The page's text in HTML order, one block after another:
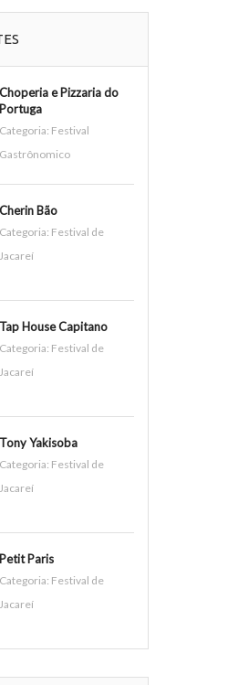
Choperia e Pizzaria do
Portuga
Categoria: Festival
Gastrônomico
Cherin Bão
Categoria: Festival de
Jacareí
Tap House Capitano
Categoria: Festival de
Jacareí
Tony Yakisoba
Categoria: Festival de
Jacareí
Petit Paris
Categoria: Festival de
Jacareí